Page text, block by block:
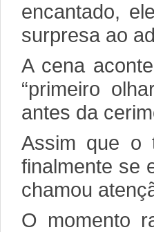
encantado,
surpresa ao
A cena
“primeiro
antes da
Assim que o
finalmente se
chamou
O momento